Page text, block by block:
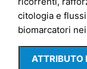
citologia e
biomarcatori
ATTRIBUTO